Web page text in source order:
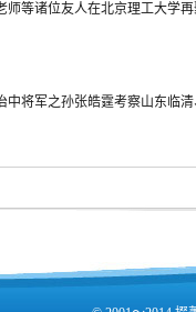
师等诸位友人在北京理工大学
中将军之孙张皓霆考察山东临